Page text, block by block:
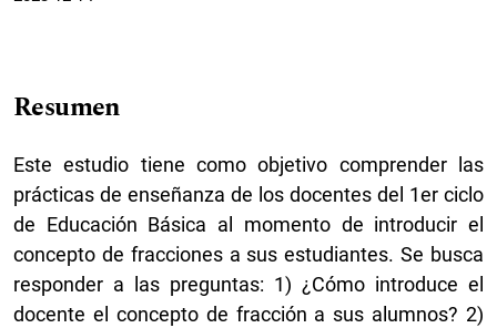
Resumen
Este estudio tiene como objetivo comprender las
prácticas de enseñanza de los docentes del 1er ciclo
de Educación Básica al momento de introducir el
concepto de fracciones a sus estudiantes. Se busca
responder a las preguntas: 1) ¿Cómo introduce el
docente el concepto de fracción a sus alumnos? 2)